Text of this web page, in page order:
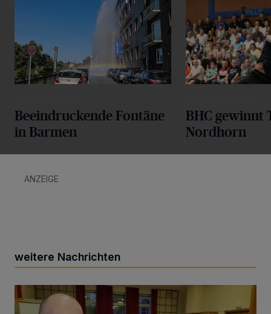
Beeindruckende Fontäne
in Barmen
BHC gewinnt
Nordhorn
ANZEIGE
weitere Nachrichten
Trost und Hoffnung durch Musik auf dem Friedhof